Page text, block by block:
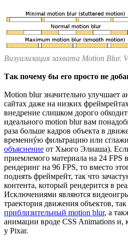
Визуализация захвата Motion Blur.
Так почему бы его просто не
Motion blur значительно улучшает
сайтах даже на низких
внедрение слишком дорого
идеального motion blur вам
раза больше кадров объекта в
временнýю фильтрацию или
объяснение от Хьюго Элиаша).
приемлемого материала на 24 FPS
рендеринг на 96 FPS, то вместо
поднять фреймрейт, так что
контента, который рендерится в
Исключениями являются
траектория движения объектов,
приблизительный motion blur, а
анимации вроде CSS Animations
у Pixar.